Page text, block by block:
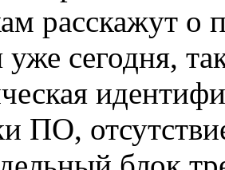
расскажут о
сегодня,
ПО,